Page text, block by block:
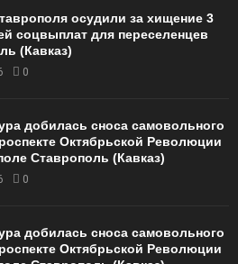
осудили за хищение 3
соцвыплат для переселенцев
(Кавказ)
0
добилась сноса самовольного
Октябрьской Революции
Ставрополь (Кавказ)
0
добилась сноса самовольного
Октябрьской Революции